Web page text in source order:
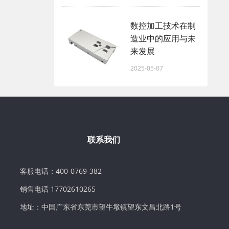
数控加工技术在制
造业中的应用与未
来发展
2025-05-07
联系我们
客服电话：400-0769-382
销售电话 17702610265
地址：中国广东省东莞市望牛墩镇望东文昌北路1号